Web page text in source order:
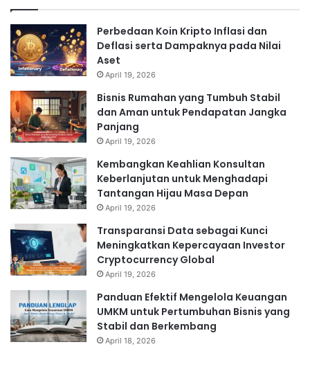
Perbedaan Koin Kripto Inflasi dan
Deflasi serta Dampaknya pada Nilai
Aset
April 19, 2026
Bisnis Rumahan yang Tumbuh Stabil
dan Aman untuk Pendapatan Jangka
Panjang
April 19, 2026
Kembangkan Keahlian Konsultan
Keberlanjutan untuk Menghadapi
Tantangan Hijau Masa Depan
April 19, 2026
Transparansi Data sebagai Kunci
Meningkatkan Kepercayaan Investor
Cryptocurrency Global
April 19, 2026
Panduan Efektif Mengelola Keuangan
UMKM untuk Pertumbuhan Bisnis yang
Stabil dan Berkembang
April 18, 2026